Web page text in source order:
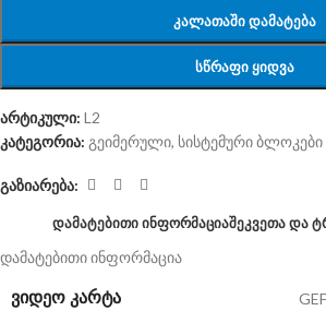
ᲙᲐᲚᲐᲗᲐᲨᲘ ᲓᲐᲛᲐᲢᲔᲑᲐ
ᲡᲬᲠᲐᲤᲘ ᲧᲘᲓᲕᲐ
არტიკული: L2
კატეგორია: გეიმერული, სისტემური ბლოკები
გაზიარება:
ᲓᲐᲛᲐᲢᲔᲑᲘᲗᲘ ᲘᲜᲤᲝᲠᲛᲐᲪᲘᲐᲨᲔᲙᲕᲔᲗᲐ ᲓᲐ
დამატებითი ინფორმაცია
ᲕᲘᲓᲔᲝ ᲙᲐᲠᲢᲐ